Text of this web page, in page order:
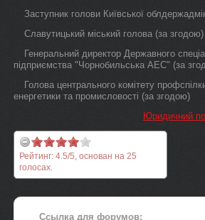
Заступник голови Київської
Славутицький міський голова (за згодою)
Генеральний директор Державного
підприємства "Чорнобильська АЕС" (за
Голова центрального комітету
енергетики та промисловості (за згодою)
Юридичний
Рейтинг: 4.5/5, основан на 25
голосах.
Ссылка для форумов: